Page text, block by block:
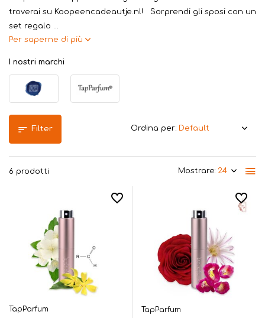
troverai su Koopeencadeautje.nl! Sorprendi gli sposi con un
set regalo ...
Per saperne di più
I nostri marchi
Filter
6 prodotti Mostrare:
Ordina per:
TapParfum
TapParfum